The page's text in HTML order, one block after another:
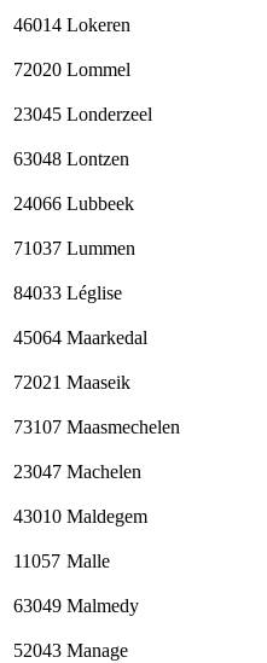
46014 Lokeren
72020 Lommel
23045 Londerzeel
63048 Lontzen
24066 Lubbeek
71037 Lummen
84033 Léglise
45064 Maarkedal
72021 Maaseik
73107 Maasmechelen
23047 Machelen
43010 Maldegem
11057 Malle
63049 Malmedy
52043 Manage